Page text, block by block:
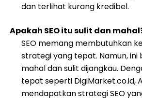
dan terlihat kurang kredibel.
Apakah SEO itu sulit dan
SEO memang membutuhkan
strategi yang tepat. Namun, ini
mahal dan sulit dijangkau.
tepat seperti DigiMarket.co.id,
mendapatkan strategi SEO